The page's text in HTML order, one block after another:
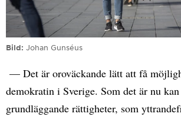
Bild Johan Gunséus
— Det är oroväckande lätt att få
demokratin i Sverige. Som det är nu
grundläggande rättigheter, som